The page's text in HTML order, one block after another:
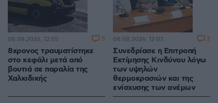
8χρονος τραυματίστηκε
στο κεφάλι μετά από
βουτιά σε παραλία της
Χαλκιδικής
08.08.2026, 12:05 5
Συνεδρίασε η Επιτροπή
Εκτίμησης Κινδύνου λόγω
των υψηλών
θερμοκρασιών και της
ενίσχυσης των ανέμων
08.08.2026, 12:03 2